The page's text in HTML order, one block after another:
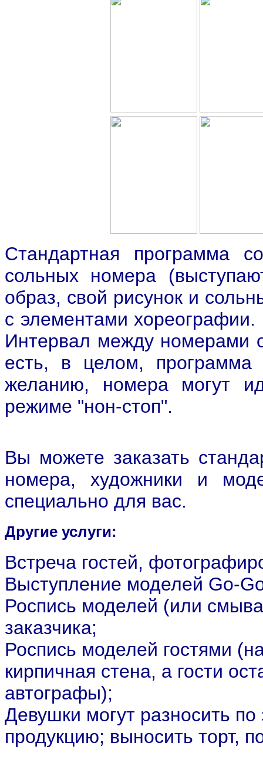
Стандартная программа
сольных номера
образ, свой рисунок и
с элементами
Интервал между номерами
есть, в целом, программа
желанию, номера могут
режиме "нон-стоп".
Вы можете заказать
номера, художники и
специально для вас.
Другие услуги:
Встреча гостей,
Выступление моделей Go-
Роспись моделей (или
заказчика;
Роспись моделей гостями
кирпичная стена, а гости
автографы);
Девушки могут разносить
продукцию; выносить торт,